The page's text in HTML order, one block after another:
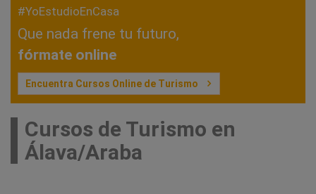
#YoEstudioEnCasa
Que nada frene tu futuro,
fórmate online
Encuentra Cursos Online de Turismo
Cursos de Turismo en
Álava/Araba